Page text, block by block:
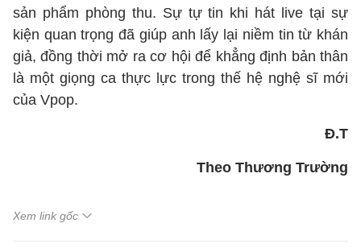
sản phẩm phòng thu. Sự tự tin khi hát live tại sự
kiện quan trọng đã giúp anh lấy lại niềm tin từ khán
giả, đồng thời mở ra cơ hội để khẳng định bản thân
là một giọng ca thực lực trong thế hệ nghệ sĩ mới
của Vpop.
Đ.T
Theo Thương Trường
Xem link gốc